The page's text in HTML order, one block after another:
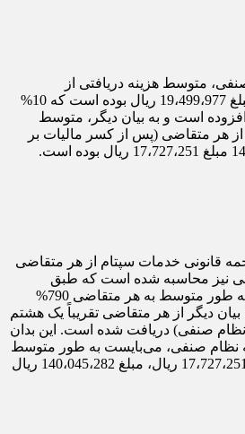
متوسط هزینه دریافتی از
متقاضیان در سال 1403 مبلغ 19،499،977 ریال بوده است که 10%
است و به بیان دیگر، متوسط
هر متقاضی (پس از کسر مالیات بر
قانونی خدمات سپتام از هر متقاضی
نیز محاسبه شده است که طبق
محاسبات صورت گرفته، به طور متوسط به هر متقاضی 790%
دیگر از هر متقاضی تقریباً یک هشتم
صنفی) دریافت شده است. این بدان
نظام صنفی، می‌بایست به طور متوسط
از متقاضیان به جای مبلغ 17،727،251 ریال، مبلغ 140،045،282 ریال